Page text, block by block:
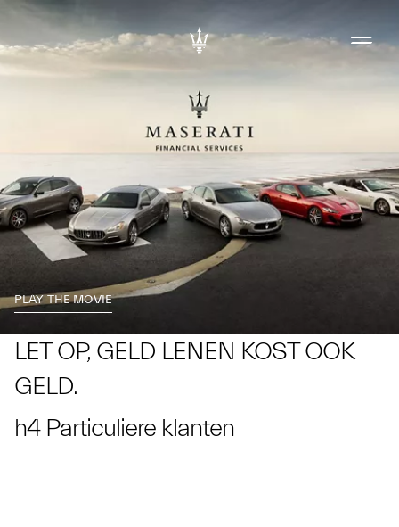
PLAY THE MOVIE
LET OP, GELD LENEN KOST OOK
GELD.
h4 Particuliere klanten